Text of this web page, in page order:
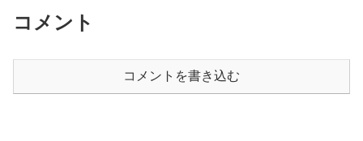
コメント
コメントを書き込む